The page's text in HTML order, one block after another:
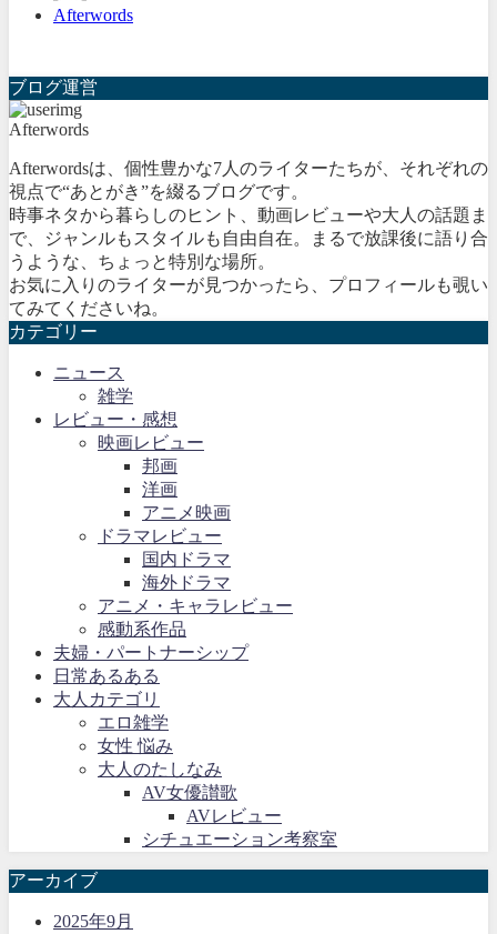
Afterwords
ブログ運営
Afterwords
Afterwordsは、個性豊かな7人のライターたちが、それぞれの
視点で“あとがき”を綴るブログです。
時事ネタから暮らしのヒント、動画レビューや大人の話題ま
で、ジャンルもスタイルも自由自在。まるで放課後に語り合
うような、ちょっと特別な場所。
お気に入りのライターが見つかったら、プロフィールも覗い
てみてくださいね。
カテゴリー
ニュース
雑学
レビュー・感想
映画レビュー
邦画
洋画
アニメ映画
ドラマレビュー
国内ドラマ
海外ドラマ
アニメ・キャラレビュー
感動系作品
夫婦・パートナーシップ
日常あるある
大人カテゴリ
エロ雑学
女性 悩み
大人のたしなみ
AV女優讃歌
AVレビュー
シチュエーション考察室
アーカイブ
2025年9月